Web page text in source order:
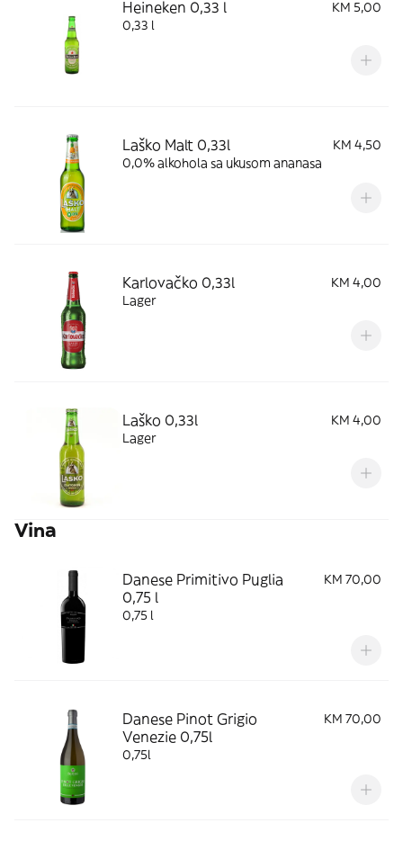
Heineken 0,33 l
KM 5,00
0,33 l
Laško Malt 0,33l
KM 4,50
0,0% alkohola sa ukusom ananasa
Karlovačko 0,33l
KM 4,00
Lager
Laško 0,33l
KM 4,00
Lager
Vina
Danese Primitivo Puglia
0,75 l
KM 70,00
0,75 l
Danese Pinot Grigio
Venezie 0,75l
KM 70,00
0,75l